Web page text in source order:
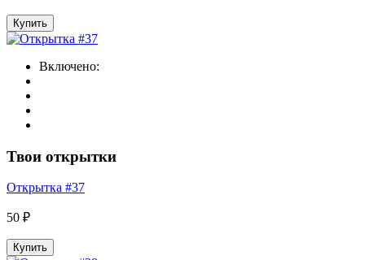
Купить
Включено:
Твои открытки
Открытка #37
50 ₽
Купить